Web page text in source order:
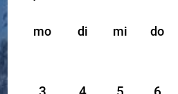
mo di mi do